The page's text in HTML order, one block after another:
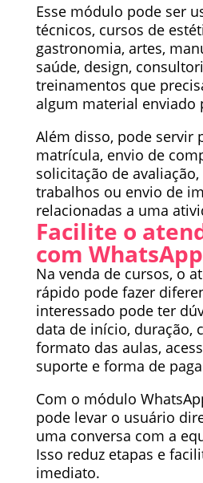
Esse módulo pode ser
técnicos, cursos de
gastronomia, artes,
saúde, design,
treinamentos que
algum material enviado
Além disso, pode servir
matrícula, envio de
solicitação de
trabalhos ou envio de
relacionadas a uma
Facilite o
com
Na venda de cursos, o
rápido pode fazer
interessado pode ter
data de início, duração,
formato das aulas,
suporte e forma de
Com o módulo
pode levar o usuário
uma conversa com a
Isso reduz etapas e
imediato.